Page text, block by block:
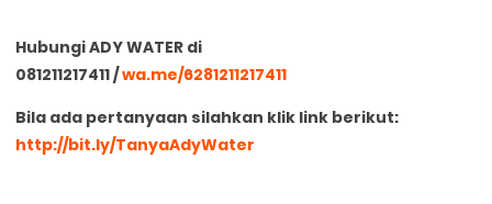
Hubungi ADY WATER di
081211217411/wa.me/6281211217411
Bila ada pertanyaan silahkan klik link berikut:
http://bit.ly/TanyaAdyWater